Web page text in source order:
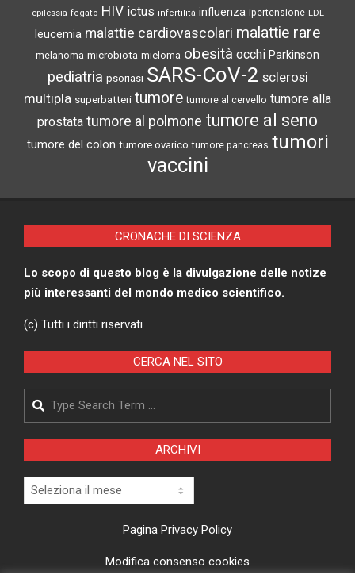
epilessia fegato HIV ictus infertilità influenza ipertensione LDL
leucemia malattie cardiovascolari malattie rare
melanoma microbiota mieloma obesità occhi Parkinson
pediatria psoriasi SARS-CoV-2 sclerosi
multipla superbatteri tumore tumore al cervello tumore alla
prostata tumore al polmone tumore al seno
tumore del colon tumore ovarico tumore pancreas tumori
vaccini
CRONACHE DI SCIENZA
Lo scopo di questo blog è la divulgazione delle notize
più interessanti del mondo medico scientifico.
(c) Tutti i diritti riservati
CERCA NEL SITO
Search
ARCHIVI
Archivi
Pagina Privacy Policy
Modifica consenso cookies